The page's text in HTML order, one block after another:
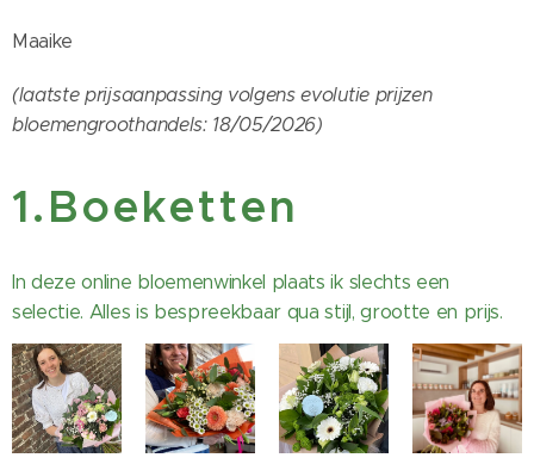
Maaike
(laatste prijsaanpassing volgens evolutie prijzen
bloemengroothandels: 18/05/2026)
1.Boeketten
In deze online bloemenwinkel plaats ik slechts een
selectie. Alles is bespreekbaar qua stijl, grootte en prijs.